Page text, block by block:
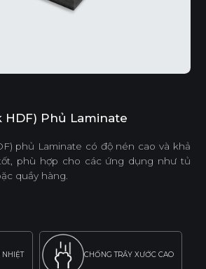
HDF) Phủ Laminate
phủ Laminate có độ nén cao và khả
phù hợp cho các ứng dụng như tủ
quầy hàng.
NHIỆT CHỐNG TRẦY XƯỚC CAO